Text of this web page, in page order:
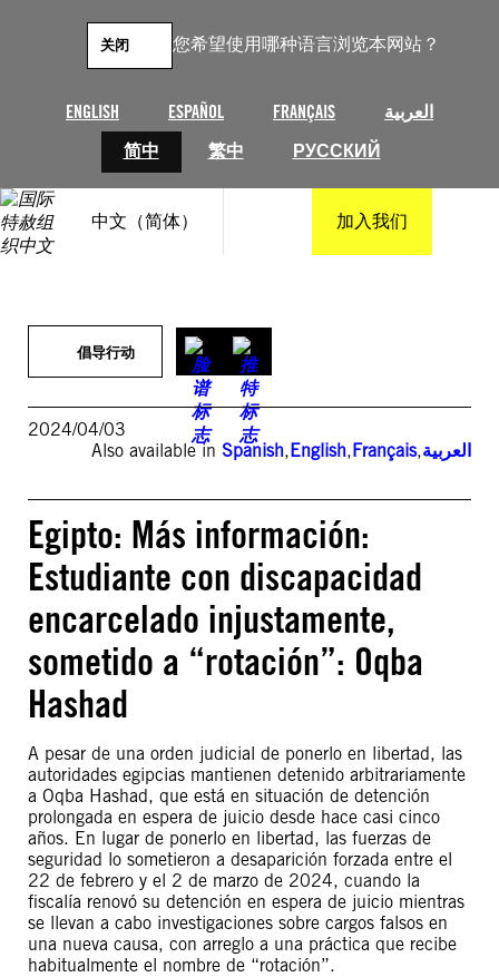
您希望使用哪种语言浏览本网站？
ENGLISH ESPAÑOL FRANÇAIS
العربية
简中
繁中 РУССКИЙ
关闭
中文（简体） 加入我们
倡导行动
2024/04/03
Also available in Spanish,English,Français,العربية
Egipto: Más información:
Estudiante con discapacidad
encarcelado injustamente,
sometido a “rotación”: Oqba
Hashad
A pesar de una orden judicial de ponerlo en libertad, las
autoridades egipcias mantienen detenido arbitrariamente
a Oqba Hashad, que está en situación de detención
prolongada en espera de juicio desde hace casi cinco
años. En lugar de ponerlo en libertad, las fuerzas de
seguridad lo sometieron a desaparición forzada entre el
22 de febrero y el 2 de marzo de 2024, cuando la
fiscalía renovó su detención en espera de juicio mientras
se llevan a cabo investigaciones sobre cargos falsos en
una nueva causa, con arreglo a una práctica que recibe
habitualmente el nombre de “rotación”.